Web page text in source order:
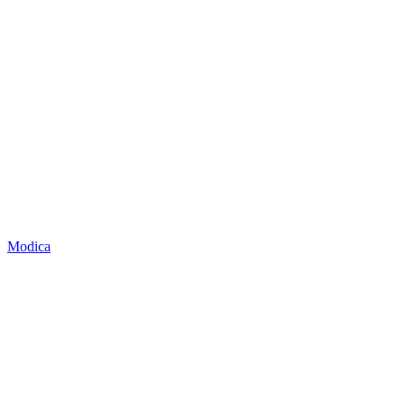
Modica